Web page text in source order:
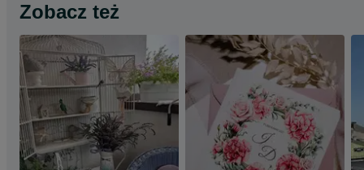
Zobacz też